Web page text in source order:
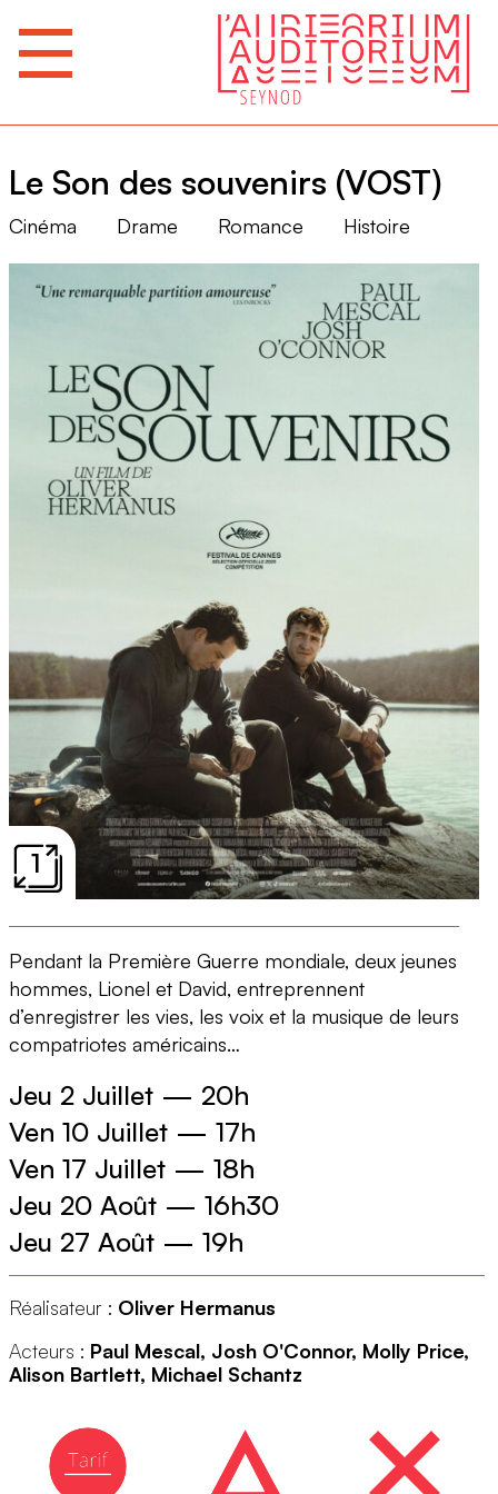
Le Son des souvenirs (VOST)
Cinéma Drame Romance Histoire
1
Pendant la Première Guerre mondiale, deux jeunes
hommes, Lionel et David, entreprennent
d’enregistrer les vies, les voix et la musique de leurs
compatriotes américains…
Jeu 2 Juillet — 20h
Ven 10 Juillet — 17h
Ven 17 Juillet — 18h
Jeu 20 Août — 16h30
Jeu 27 Août — 19h
Réalisateur : Oliver Hermanus
Acteurs : Paul Mescal, Josh O'Connor, Molly Price,
Alison Bartlett, Michael Schantz